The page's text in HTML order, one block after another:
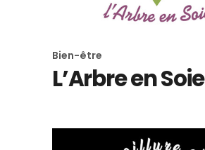
Bien-être
L’Arbre en Soie